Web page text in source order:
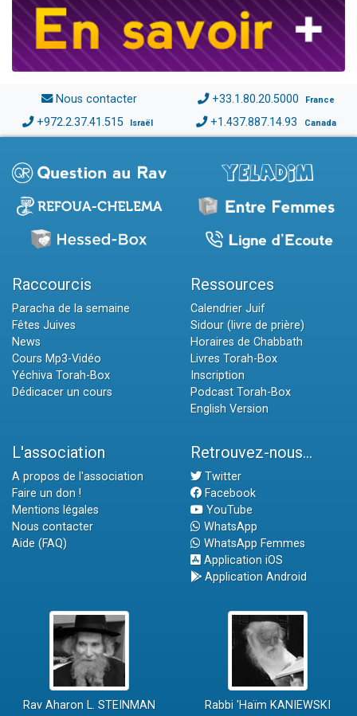
Nous contacter +33.1.80.20.5000 France
+972.2.37.41.515 Israël +1.437.887.14.93 Canada
Raccourcis
Paracha de la semaine
Fêtes Juives
News
Cours Mp3-Vidéo
Yéchiva Torah-Box
Dédicacer un cours
Ressources
Calendrier Juif
Sidour (livre de prière)
Horaires de Chabbath
Livres Torah-Box
Inscription
Podcast Torah-Box
English Version
L'association
A propos de l'association
Faire un don !
Mentions légales
Nous contacter
Aide (FAQ)
Retrouvez-nous...
Twitter
Facebook
YouTube
WhatsApp
WhatsApp Femmes
Application iOS
Application Android
Rav Aharon L. STEINMAN Rabbi 'Haïm KANIEWSKI